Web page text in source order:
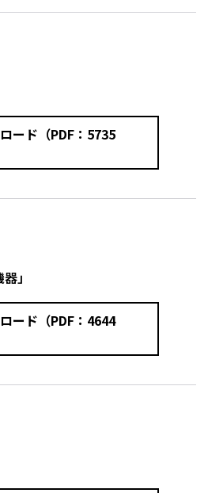
ード（PDF：5735
」
ード（PDF：4644